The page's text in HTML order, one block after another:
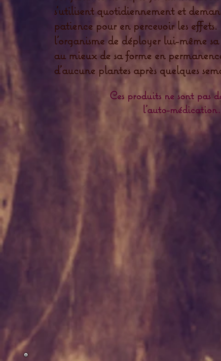
s'utilisent quotidiennement et
patience pour en percevoir les
l'organisme de déployer lui-même
au mieux de sa forme en
d'aucune plantes après quelques
Ces produits ne sont pas
l'auto-médication.